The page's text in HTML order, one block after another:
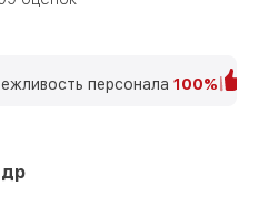
персонала 100%